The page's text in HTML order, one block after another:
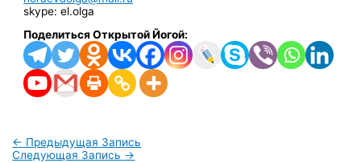
skype: el.olga
Поделиться Открытой Йогой:
← Предыдущая Запись
Следующая Запись →